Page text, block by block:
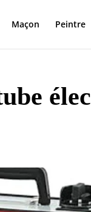
Maçon Peintre